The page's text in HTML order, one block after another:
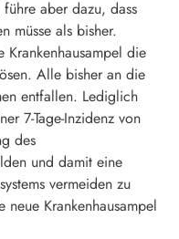
aber dazu, dass
müsse als bisher.
die
Alle bisher an die
entfallen. Lediglich
7-Tage-Inzidenz von
des
und damit eine
vermeiden zu
Krankenhausampel